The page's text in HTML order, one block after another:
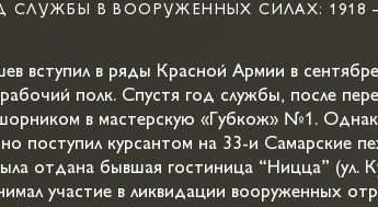
СЛУЖБЫ В ВООРУЖЕННЫХ СИЛАХ: 1918
вступил в ряды Красной Армии в
полк. Спустя год службы, после
в мастерскую «Губкож» №1.
поступил курсантом на 33-и Самарские
отдана бывшая гостиница “Ницца” (ул.
участие в ликвидации вооруженных